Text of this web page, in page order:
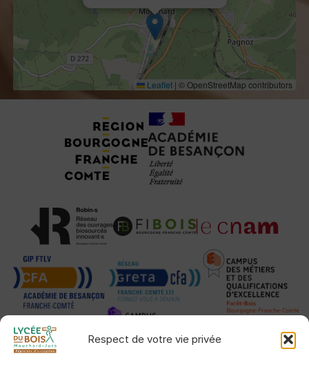
Respect de votre vie privée
Leaflet | © OpenStreetMap contributors
Tuteurs, Partenaires et Certifications